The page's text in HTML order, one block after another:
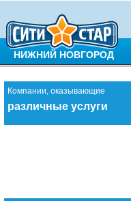
НИЖНИЙ НОВГОРОД
Компании, оказывающие
различные услуги